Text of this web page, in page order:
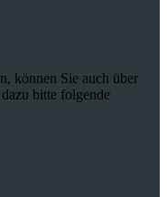
können Sie auch über
bitte folgende